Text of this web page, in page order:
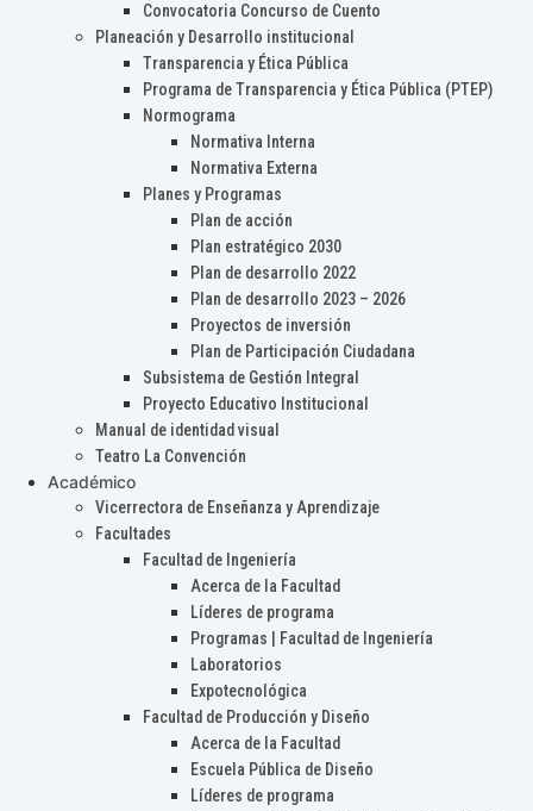
Convocatoria Concurso de Cuento
Planeación y Desarrollo institucional
Transparencia y Ética Pública
Programa de Transparencia y Ética Pública (PTEP)
Normograma
Normativa Interna
Normativa Externa
Planes y Programas
Plan de acción
Plan estratégico 2030
Plan de desarrollo 2022
Plan de desarrollo 2023 – 2026
Proyectos de inversión
Plan de Participación Ciudadana
Subsistema de Gestión Integral
Proyecto Educativo Institucional
Manual de identidad visual
Teatro La Convención
Académico
Vicerrectora de Enseñanza y Aprendizaje
Facultades
Facultad de Ingeniería
Acerca de la Facultad
Líderes de programa
Programas | Facultad de Ingeniería
Laboratorios
Expotecnológica
Facultad de Producción y Diseño
Acerca de la Facultad
Escuela Pública de Diseño
Líderes de programa